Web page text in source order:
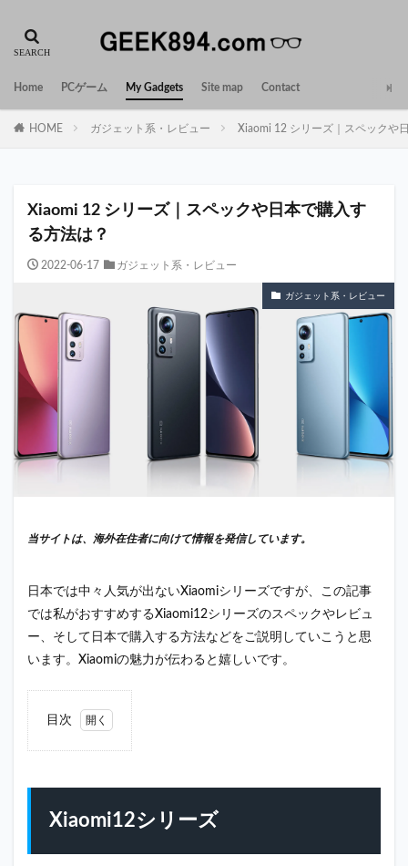
Home PCゲーム My Gadgets Site map Contact
HOME ガジェット系・レビュー Xiaomi 12 シリーズ｜スペックや
Xiaomi 12 シリーズ｜スペックや日本で購入す
る方法は？
2022-06-17 ガジェット系・レビュー
ガジェット系・レビュー
当サイトは、海外在住者に向けて情報を発信しています。
日本では中々人気が出ないXiaomiシリーズですが、この記事
では私がおすすめするXiaomi12シリーズのスペックやレビュ
ー、そして日本で購入する方法などをご説明していこうと思
います。Xiaomiの魅力が伝わると嬉しいです。
目次
製品
Xiaomi12シリーズ